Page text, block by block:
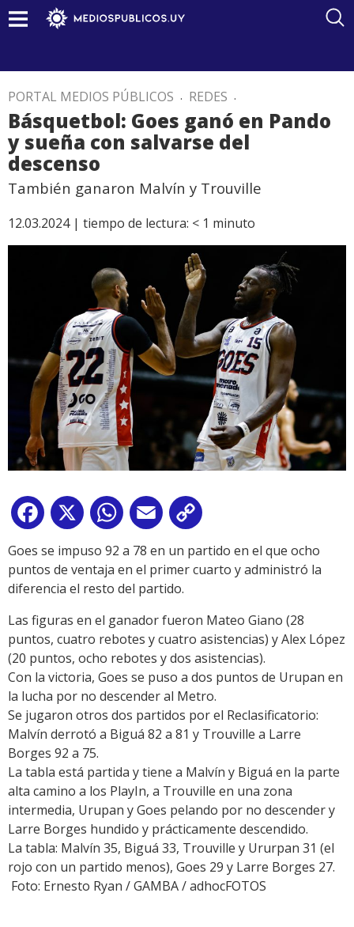
PORTAL MEDIOS PÚBLICOS . REDES .
Básquetbol: Goes ganó en Pando
y sueña con salvarse del
descenso
También ganaron Malvín y Trouville
12.03.2024 | tiempo de lectura: < 1 minuto
Facebook
X WhatsApp
Email
Link
Goes se impuso 92 a 78 en un partido en el que ocho
puntos de ventaja en el primer cuarto y administró la
diferencia el resto del partido.
Las figuras en el ganador fueron Mateo Giano (28
puntos, cuatro rebotes y cuatro asistencias) y Alex López
(20 puntos, ocho rebotes y dos asistencias).
Con la victoria, Goes se puso a dos puntos de Urupan en
la lucha por no descender al Metro.
Se jugaron otros dos partidos por el Reclasificatorio:
Malvín derrotó a Biguá 82 a 81 y Trouville a Larre
Borges 92 a 75.
La tabla está partida y tiene a Malvín y Biguá en la parte
alta camino a los PlayIn, a Trouville en una zona
intermedia, Urupan y Goes pelando por no descender y
Larre Borges hundido y prácticamente descendido.
La tabla: Malvín 35, Biguá 33, Trouville y Ururpan 31 (el
rojo con un partido menos), Goes 29 y Larre Borges 27.
Foto: Ernesto Ryan / GAMBA / adhocFOTOS